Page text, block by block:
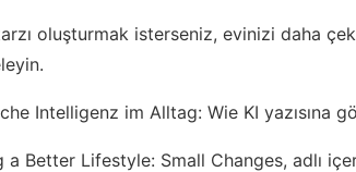
oluşturmak isterseniz, evinizi daha
Intelligenz im Alltag: Wie KI yazısına
a Better Lifestyle: Small Changes, adlı